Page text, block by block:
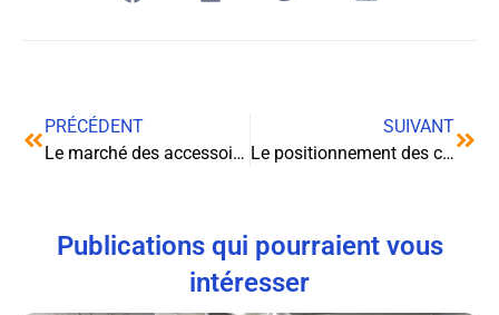
PRÉCÉDENT
Le marché des accessoires moto et l’importance des sissy bars : un panorama complet
SUIVANT
Le positionnement des chaussures Sparco : un gage de qualité et d’innovation
Publications qui pourraient vous
intéresser